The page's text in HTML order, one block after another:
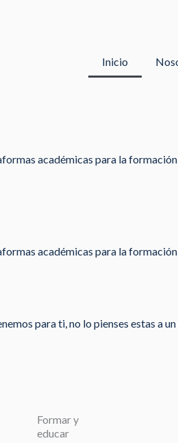
Inicio
académicas para la
académicas para la
para ti, no lo pienses estas a
Formar y
educar